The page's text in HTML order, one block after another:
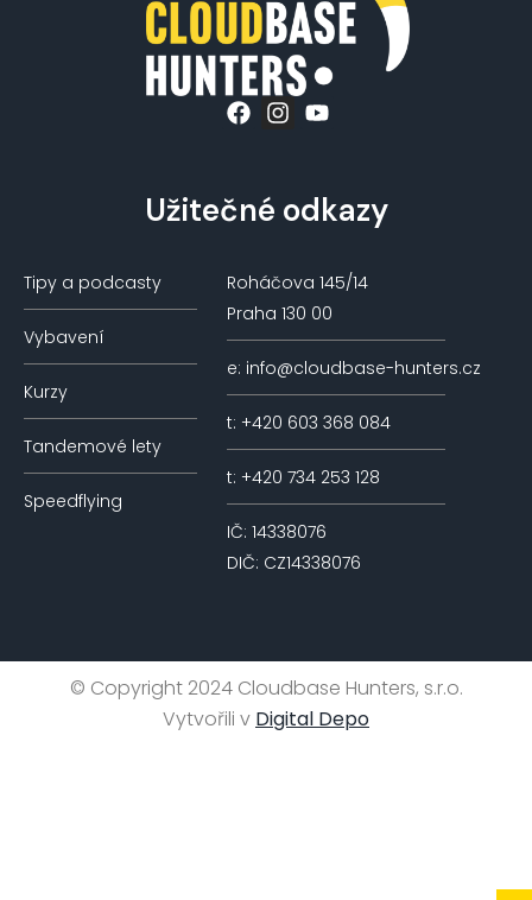
Užitečné odkazy
Tipy a podcasty
Vybavení
Kurzy
Tandemové lety
Speedflying
Roháčova 145/14
Praha 130 00
e: info@cloudbase-hunters.cz
t: +420 603 368 084
t: +420 734 253 128
IČ: 14338076
DIČ: CZ14338076
© Copyright 2024 Cloudbase Hunters, s.r.o.
Vytvořili v Digital Depo